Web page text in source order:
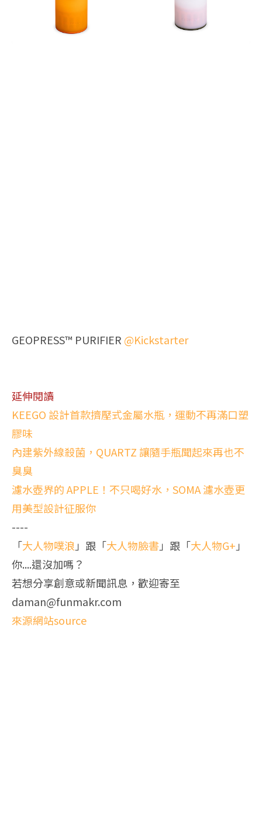
GEOPRESS™ PURIFIER @Kickstarter
延伸閱讀
KEEGO 設計首款擠壓式金屬水瓶，運動不再滿口塑
膠味
內建紫外線殺菌，QUARTZ 讓隨手瓶聞起來再也不
臭臭
濾水壺界的 APPLE！不只喝好水，SOMA 濾水壺更
用美型設計征服你
----
「大人物噗浪 」跟「大人物臉書」跟「大人物G+ 」
你....還沒加嗎？
若想分享創意或新聞訊息，歡迎寄至
daman@funmakr.com
來源網站source